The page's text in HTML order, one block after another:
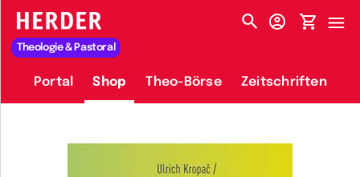
HERDER-MENÜ
Theologie & Pastoral
Portal Shop Theo-Börse Zeitschriften